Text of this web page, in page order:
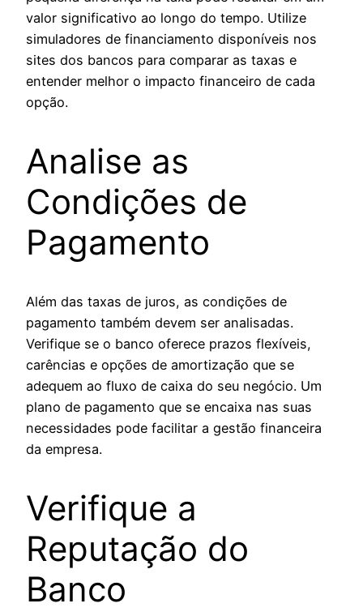
valor significativo ao longo do tempo. Utilize
simuladores de financiamento disponíveis nos
sites dos bancos para comparar as taxas e
entender melhor o impacto financeiro de cada
opção.
Analise as
Condições de
Pagamento
Além das taxas de juros, as condições de
pagamento também devem ser analisadas.
Verifique se o banco oferece prazos flexíveis,
carências e opções de amortização que se
adequem ao fluxo de caixa do seu negócio. Um
plano de pagamento que se encaixa nas suas
necessidades pode facilitar a gestão financeira
da empresa.
Verifique a
Reputação do
Banco